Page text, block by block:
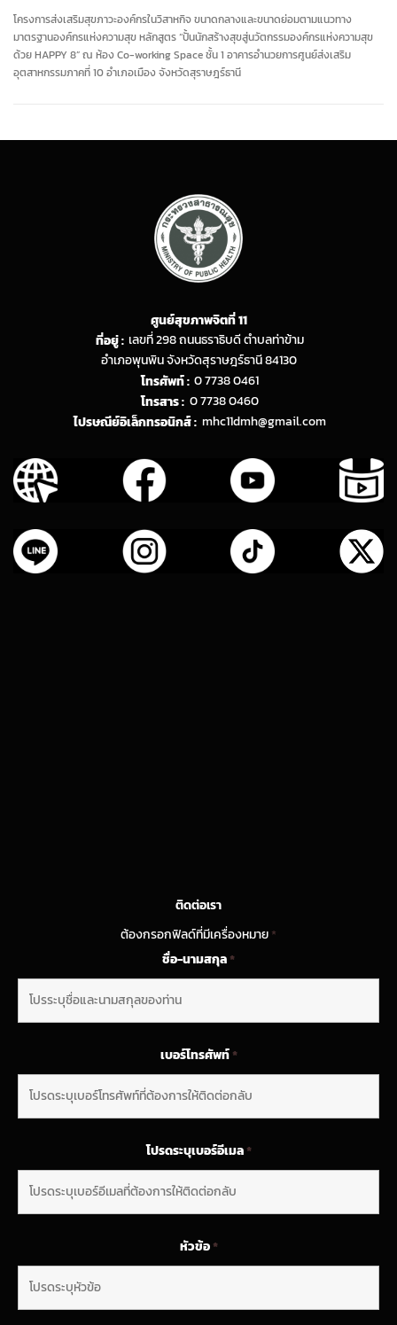
โครงการส่งเสริมสุขภาวะองค์กรในวิสาหกิจ ขนาดกลางและขนาดย่อมตามแนวทาง
มาตรฐานองค์กรแห่งความสุข หลักสูตร “ปั้นนักสร้างสุขสู่นวัตกรรมองค์กรแห่งความสุข
ด้วย HAPPY 8” ณ ห้อง Co-working Space ชั้น 1 อาคารอำนวยการศูนย์ส่งเสริม
อุตสาหกรรมภาคที่ 10 อำเภอเมือง จังหวัดสุราษฎร์ธานี
ศูนย์สุขภาพจิตที่ 11
ที่อยู่ : เลขที่ 298 ถนนธราธิบดี ตำบลท่าข้าม
อำเภอพุนพิน จังหวัดสุราษฎร์ธานี 84130
โทรศัพท์ : 0 7738 0461
โทรสาร : 0 7738 0460
ไปรษณีย์อิเล็กทรอนิกส์ : mhc11dmh@gmail.com
ติดต่อเรา
ต้องกรอกฟิลด์ที่มีเครื่องหมาย*
ชื่อ-นามสกุล*
เบอร์โทรศัพท์*
โปรดระบุเบอร์อีเมล*
หัวข้อ*